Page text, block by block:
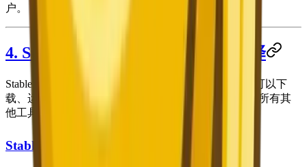
户。
4. Stable Diffusion——最佳开源选择
Stable Diffusion 不是一款产品——它是一个任何人都可以下
载、运行和修改的开源AI模型。这使它与本列表中的所有其
他工具有着根本的不同。
Stable Diffusion 的独特之处